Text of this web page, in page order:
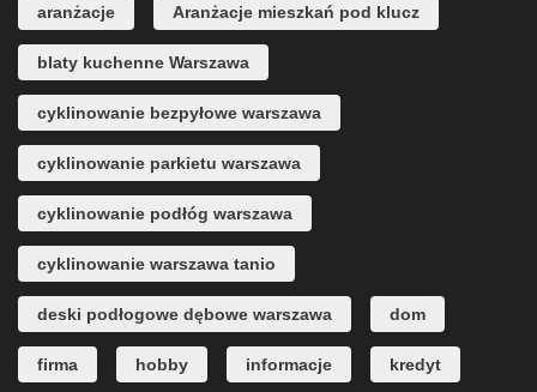
aranżacje Aranżacje mieszkań pod klucz
blaty kuchenne Warszawa
cyklinowanie bezpyłowe warszawa
cyklinowanie parkietu warszawa
cyklinowanie podłóg warszawa
cyklinowanie warszawa tanio
deski podłogowe dębowe warszawa dom
firma hobby informacje kredyt